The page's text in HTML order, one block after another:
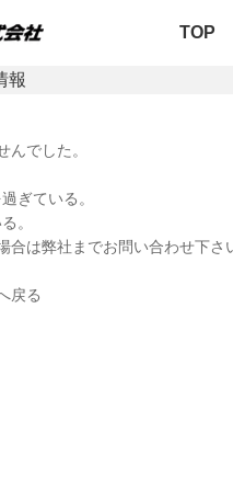
TOP
報
んでした。
ぎている。
。
合は弊社までお問い合わせ下さ
戻る